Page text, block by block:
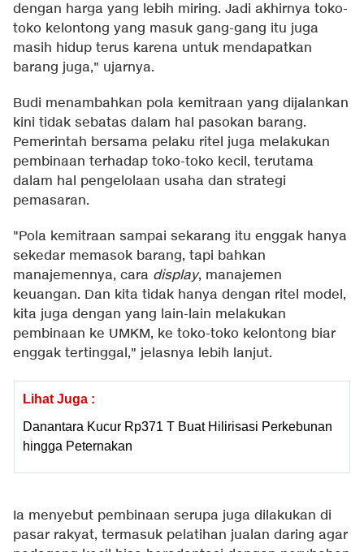
dengan harga yang lebih miring. Jadi akhirnya toko-
toko kelontong yang masuk gang-gang itu juga
masih hidup terus karena untuk mendapatkan
barang juga," ujarnya.
Budi menambahkan pola kemitraan yang dijalankan
kini tidak sebatas dalam hal pasokan barang.
Pemerintah bersama pelaku ritel juga melakukan
pembinaan terhadap toko-toko kecil, terutama
dalam hal pengelolaan usaha dan strategi
pemasaran.
"Pola kemitraan sampai sekarang itu enggak hanya
sekedar memasok barang, tapi bahkan
manajemennya, cara display, manajemen
keuangan. Dan kita tidak hanya dengan ritel model,
kita juga dengan yang lain-lain melakukan
pembinaan ke UMKM, ke toko-toko kelontong biar
enggak tertinggal," jelasnya lebih lanjut.
Lihat Juga :
Danantara Kucur Rp371 T Buat Hilirisasi Perkebunan
hingga Peternakan
Ia menyebut pembinaan serupa juga dilakukan di
pasar rakyat, termasuk pelatihan jualan daring agar